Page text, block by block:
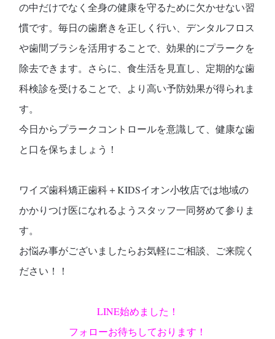
の中だけでなく全身の健康を守るために欠かせない習
慣です。毎日の歯磨きを正しく行い、デンタルフロス
や歯間ブラシを活用することで、効果的にプラークを
除去できます。さらに、食生活を見直し、定期的な歯
科検診を受けることで、より高い予防効果が得られま
す。
今日からプラークコントロールを意識して、健康な歯
と口を保ちましょう！
ワイズ歯科矯正歯科＋KIDSイオン小牧店では地域の
かかりつけ医になれるようスタッフ一同努めて参りま
す。
お悩み事がございましたらお気軽にご相談、ご来院く
ださい！！
LINE始めました！
フォローお待ちしております！